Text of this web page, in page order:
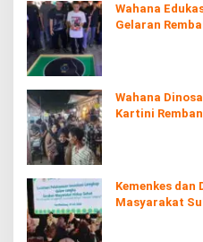
Wahana
Gelaran
Wahana
Kartini
Kemenkes dan
Masyarakat